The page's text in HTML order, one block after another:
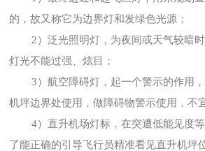
的，故又称它为边界灯和发绿色光源；
2）泛光照明灯，为夜间或天气较暗时
灯光不能过强、炫目；
3）航空障碍灯，起一个警示的作用，
机坪边界处使用，做障碍物警示使用，不
4）直升机场灯标，在突遭低能见度等
了能正确的引导飞行员精准看见直升机坪